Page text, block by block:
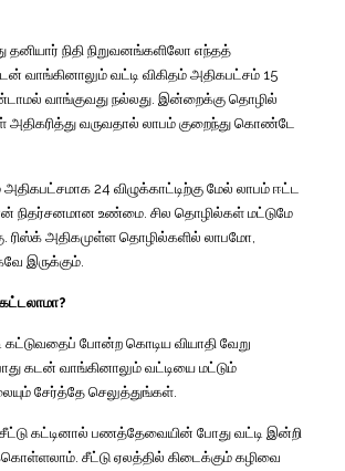
தனியார் நிதி நிறுவனங்களிலோ எந்தத்
வாங்கினாலும் வட்டி விகிதம் அதிகபட்சம் 15
வாங்குவது நல்லது இன்றைக்கு தொழில்
அதிகரித்து வருவதால் லாபம் குறைந்து கொண்டே
அதிகபட்சமாக 24 விழுக்காட்டிற்கு மேல் லாபம் ஈட்ட
நிதர்சனமான உண்மை சில தொழில்கள் மட்டுமே
ரிஸ்க் அதிகமுள்ள தொழில்களில் லாபமோ
இருக்கும்
கட்டலாமா?
கட்டுவதைப் போன்ற கொடிய வியாதி வேறு
கடன் வாங்கினாலும் வட்டியை மட்டும்
சேர்த்தே செலுத்துங்கள்
சீட்டு கட்டினால் பணத்தேவையின் போது வட்டி இன்றி
சீட்டு ஏலத்தில் கிடைக்கும் கழிவை